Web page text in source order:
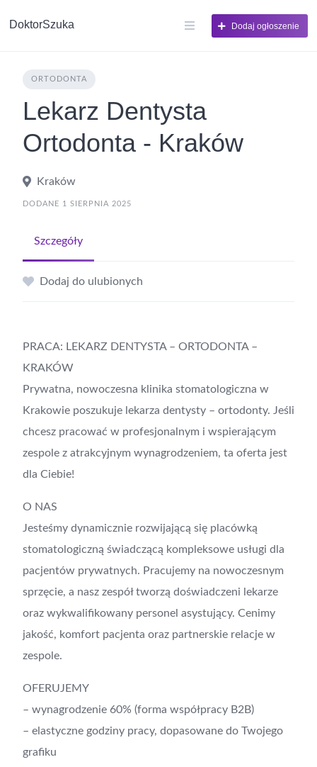
DoktorSzuka Dodaj ogłoszenie
ORTODONTA
Lekarz Dentysta
Ortodonta - Kraków
Kraków
DODANE 1 SIERPNIA 2025
Szczegóły
Dodaj do ulubionych
PRACA: LEKARZ DENTYSTA – ORTODONTA –
KRAKÓW
Prywatna, nowoczesna klinika stomatologiczna w
Krakowie poszukuje lekarza dentysty – ortodonty. Jeśli
chcesz pracować w profesjonalnym i wspierającym
zespole z atrakcyjnym wynagrodzeniem, ta oferta jest
dla Ciebie!
O NAS
Jesteśmy dynamicznie rozwijającą się placówką
stomatologiczną świadczącą kompleksowe usługi dla
pacjentów prywatnych. Pracujemy na nowoczesnym
sprzęcie, a nasz zespół tworzą doświadczeni lekarze
oraz wykwalifikowany personel asystujący. Cenimy
jakość, komfort pacjenta oraz partnerskie relacje w
zespole.
OFERUJEMY
– wynagrodzenie 60% (forma współpracy B2B)
– elastyczne godziny pracy, dopasowane do Twojego
grafiku